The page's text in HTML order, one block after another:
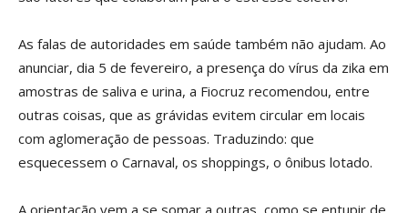
As falas de autoridades em saúde também não ajudam. Ao
anunciar, dia 5 de fevereiro, a presença do vírus da zika em
amostras de saliva e urina, a Fiocruz recomendou, entre
outras coisas, que as grávidas evitem circular em locais
com aglomeração de pessoas. Traduzindo: que
esquecessem o Carnaval, os shoppings, o ônibus lotado.
A orientação vem a se somar a outras, como se entupir de